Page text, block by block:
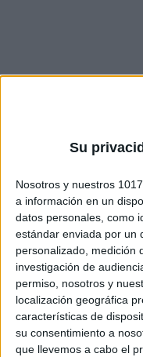
Su
Nosotros y nuestros 1017
a información en un
datos personales, como
estándar enviada por un
personalizado, medición
investigación de
permiso, nosotros y
localización geográfica
características de
su consentimiento a
que llevemos a cabo el
¿Qué
material?
Con estas
niños:
Comprendan
Identificar
Fortalezcan la
precisión al